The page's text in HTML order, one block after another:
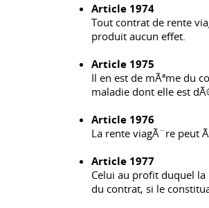
Article 1974
Tout contrat de rente
produit aucun effet.
Article 1975
Il en est de mÃªme du
maladie dont elle est
Article 1976
La rente viagÃ¨re peut
Article 1977
Celui au profit duquel
du contrat, si le